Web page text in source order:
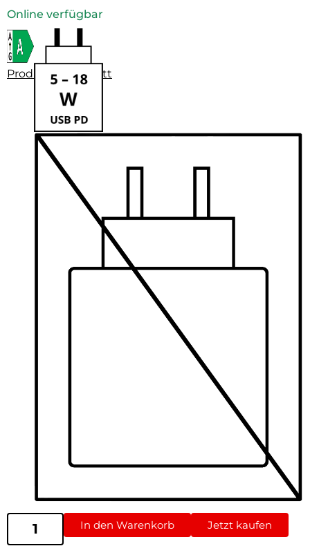
Online verfügbar
Produktdatenblatt
In den Warenkorb Jetzt kaufen